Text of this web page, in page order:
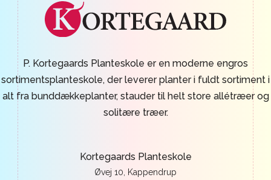
P. Kortegaards Planteskole er en moderne engros
sortimentsplanteskole, der leverer planter i fuldt sortiment i
alt fra bunddækkeplanter, stauder til helt store allétræer og
solitære træer.
Kortegaards Planteskole
Øvej 10, Kappendrup